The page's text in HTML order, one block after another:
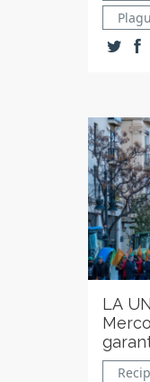
LA